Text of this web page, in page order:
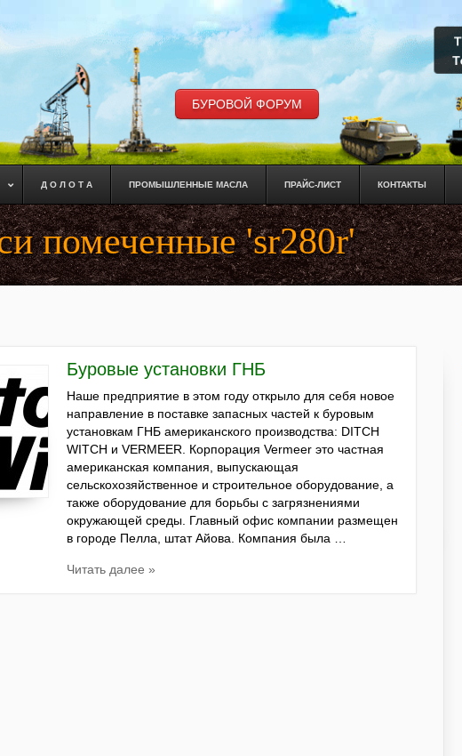
БУРОВОЙ ФОРУМ
Д О Л О Т А ПРОМЫШЛЕННЫЕ МАСЛА ПРАЙС-ЛИСТ КОНТАКТЫ
помеченные 'sr280r'
Буровые установки ГНБ
Наше предприятие в этом году открыло для себя новое
направление в поставке запасных частей к буровым
установкам ГНБ американского производства: DITCH
WITCH и VERMEER. Корпорация Vermeer это частная
американская компания, выпускающая
сельскохозяйственное и строительное оборудование, а
также оборудование для борьбы с загрязнениями
окружающей среды. Главный офис компании размещен
в городе Пелла, штат Айова. Компания была …
Читать далее »